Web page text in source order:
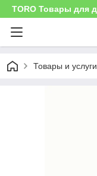
TORO Товары для
Товары и услуги